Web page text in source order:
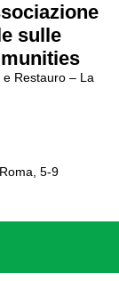
sulle
Restauro – La
5-9